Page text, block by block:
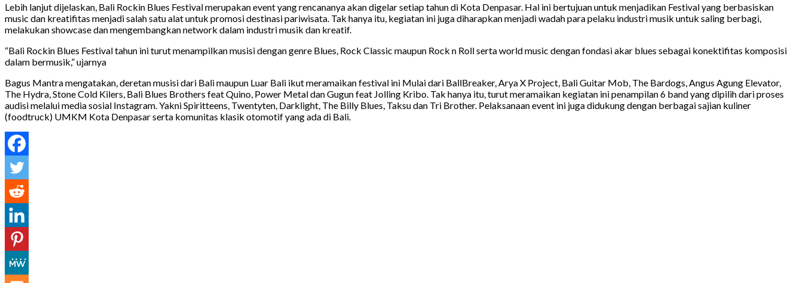
Lebih lanjut dijelaskan, Bali Rockin Blues Festival merupakan event yang rencananya akan digelar setiap tahun di Kota Denpasar. Hal ini bertujuan untuk menjadikan Festival yang berbasiskan
music dan kreatifitas menjadi salah satu alat untuk promosi destinasi pariwisata. Tak hanya itu, kegiatan ini juga diharapkan menjadi wadah para pelaku industri musik untuk saling berbagi,
melakukan showcase dan mengembangkan network dalam industri musik dan kreatif.
“Bali Rockin Blues Festival tahun ini turut menampilkan musisi dengan genre Blues, Rock Classic maupun Rock n Roll serta world music dengan fondasi akar blues sebagai konektifitas komposisi
dalam bermusik,” ujarnya
Bagus Mantra mengatakan, deretan musisi dari Bali maupun Luar Bali ikut meramaikan festival ini Mulai dari BallBreaker, Arya X Project, Bali Guitar Mob, The Bardogs, Angus Agung Elevator,
The Hydra, Stone Cold Kilers, Bali Blues Brothers feat Quino, Power Metal dan Gugun feat Jolling Kribo. Tak hanya itu, turut meramaikan kegiatan ini penampilan 6 band yang dipilih dari proses
audisi melalui media sosial Instagram. Yakni Spiritteens, Twentyten, Darklight, The Billy Blues, Taksu dan Tri Brother. Pelaksanaan event ini juga didukung dengan berbagai sajian kuliner
(foodtruck) UMKM Kota Denpasar serta komunitas klasik otomotif yang ada di Bali.